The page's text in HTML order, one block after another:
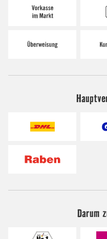
Darum